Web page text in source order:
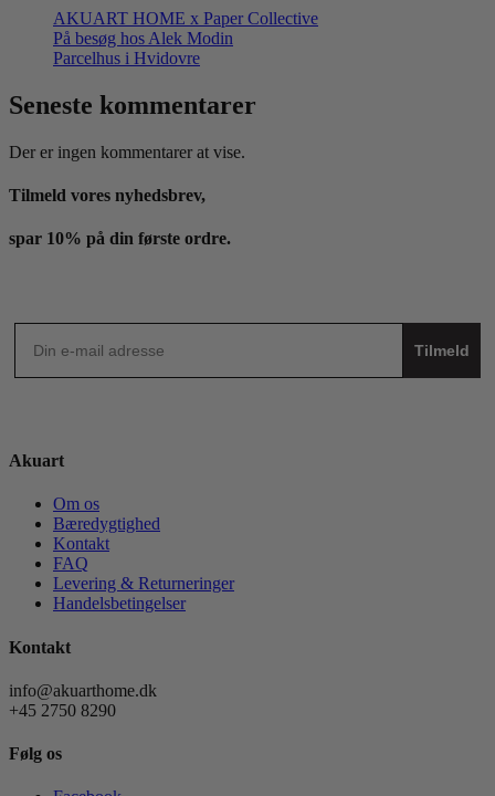
AKUART HOME x Paper Collective
På besøg hos Alek Modin
Parcelhus i Hvidovre
Seneste kommentarer
Der er ingen kommentarer at vise.
Tilmeld vores nyhedsbrev,
spar 10% på din første ordre.
Tilmeld
Akuart
Om os
Bæredygtighed
Kontakt
FAQ
Levering & Returneringer
Handelsbetingelser
Kontakt
info@akuarthome.dk
+45 2750 8290
Følg os